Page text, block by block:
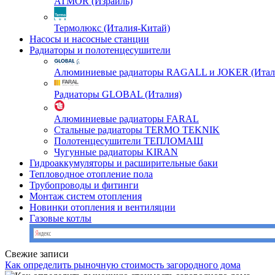
Термолюкс (Италия-Китай)
Насосы и насосные станции
Радиаторы и полотенцесушители
Алюминиевые радиаторы RAGALL и JOKER
Радиаторы GLOBAL (Италия)
Алюминиевые радиаторы FARAL
Стальные радиаторы TERMO TEKNIK
Полотенцесушители ТЕПЛОМАШ
Чугунные радиаторы KIRAN
Гидроаккумуляторы и расширительные баки
Тепловодное отопление пола
Трубопроводы и фитинги
Монтаж систем отопления
Новинки отопления и вентиляции
Газовые котлы
Свежие записи
Как определить рыночную стоимость загородного дома